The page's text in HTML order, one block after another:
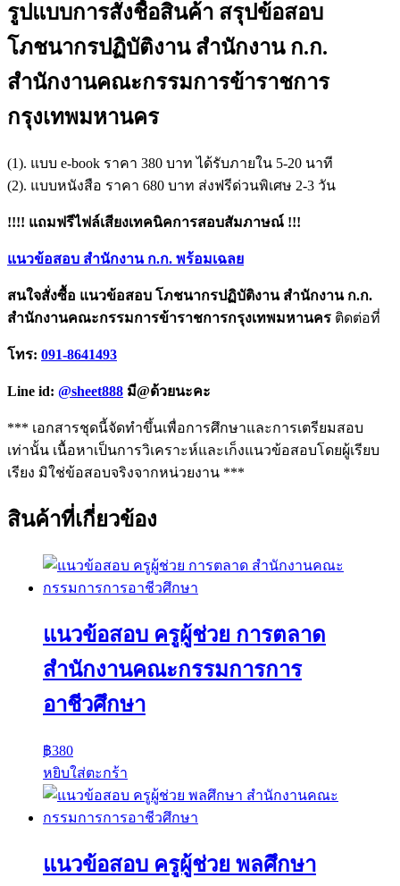
รูปแบบการสั่งชื้อสินค้า สรุปข้อสอบ
โภชนากรปฏิบัติงาน สำนักงาน ก.ก.
สำนักงานคณะกรรมการข้าราชการ
กรุงเทพมหานคร
(1). แบบ e-book ราคา 380 บาท ได้รับภายใน 5-20 นาที
(2). แบบหนังสือ ราคา 680 บาท ส่งฟรีด่วนพิเศษ 2-3 วัน
!!!! แถมฟรีไฟล์เสียงเทคนิคการสอบสัมภาษณ์ !!!
แนวข้อสอบ สำนักงาน ก.ก. พร้อมเฉลย
สนใจสั่งซื้อ แนวข้อสอบ โภชนากรปฏิบัติงาน สำนักงาน ก.ก.
สำนักงานคณะกรรมการข้าราชการกรุงเทพมหานคร ติดต่อที่
โทร: 091-8641493
Line id: @sheet888 มี@ด้วยนะคะ
*** เอกสารชุดนี้จัดทำขึ้นเพื่อการศึกษาและการเตรียมสอบ
เท่านั้น เนื้อหาเป็นการวิเคราะห์และเก็งแนวข้อสอบโดยผู้เรียบ
เรียง มิใช่ข้อสอบจริงจากหน่วยงาน ***
สินค้าที่เกี่ยวข้อง
แนวข้อสอบ ครูผู้ช่วย การตลาด
สำนักงานคณะกรรมการการ
อาชีวศึกษา
฿380
หยิบใส่ตะกร้า
แนวข้อสอบ ครูผู้ช่วย พลศึกษา